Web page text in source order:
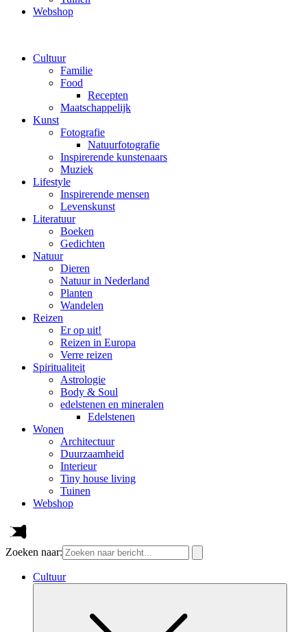
Webshop
Cultuur
Familie
Food
Recepten
Maatschappelijk
Kunst
Fotografie
Natuurfotografie
Inspirerende kunstenaars
Muziek
Lifestyle
Inspirerende mensen
Levenskunst
Literatuur
Boeken
Gedichten
Natuur
Dieren
Natuur in Nederland
Planten
Wandelen
Reizen
Er op uit!
Reizen in Europa
Verre reizen
Spiritualiteit
Astrologie
Body & Soul
edelstenen en mineralen
Edelstenen
Wonen
Architectuur
Duurzaamheid
Interieur
Tiny house living
Tuinen
Webshop
Zoeken naar:
Cultuur